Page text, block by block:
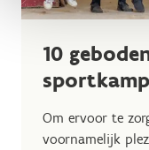
10
sportkamp
Om ervoor te
voornamelijk